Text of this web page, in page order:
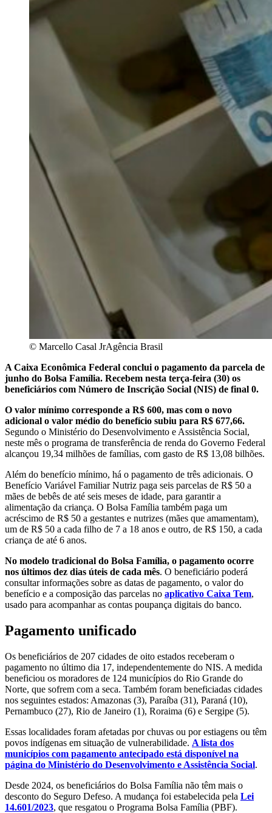
© Marcello Casal JrAgência Brasil
A Caixa Econômica Federal conclui o pagamento da parcela de
junho do Bolsa Família. Recebem nesta terça-feira (30) os
beneficiários com Número de Inscrição Social (NIS) de final 0.
O valor mínimo corresponde a R$ 600, mas com o novo
adicional o valor médio do benefício subiu para R$ 677,66.
Segundo o Ministério do Desenvolvimento e Assistência Social,
neste mês o programa de transferência de renda do Governo Federal
alcançou 19,34 milhões de famílias, com gasto de R$ 13,08 bilhões.
Além do benefício mínimo, há o pagamento de três adicionais. O
Benefício Variável Familiar Nutriz paga seis parcelas de R$ 50 a
mães de bebês de até seis meses de idade, para garantir a
alimentação da criança. O Bolsa Família também paga um
acréscimo de R$ 50 a gestantes e nutrizes (mães que amamentam),
um de R$ 50 a cada filho de 7 a 18 anos e outro, de R$ 150, a cada
criança de até 6 anos.
No modelo tradicional do Bolsa Família, o pagamento ocorre
nos últimos dez dias úteis de cada mês. O beneficiário poderá
consultar informações sobre as datas de pagamento, o valor do
benefício e a composição das parcelas no aplicativo Caixa Tem,
usado para acompanhar as contas poupança digitais do banco.
Pagamento unificado
Os beneficiários de 207 cidades de oito estados receberam o
pagamento no último dia 17, independentemente do NIS. A medida
beneficiou os moradores de 124 municípios do Rio Grande do
Norte, que sofrem com a seca. Também foram beneficiadas cidades
nos seguintes estados: Amazonas (3), Paraíba (31), Paraná (10),
Pernambuco (27), Rio de Janeiro (1), Roraima (6) e Sergipe (5).
Essas localidades foram afetadas por chuvas ou por estiagens ou têm
povos indígenas em situação de vulnerabilidade. A lista dos
municípios com pagamento antecipado está disponível na
página do Ministério do Desenvolvimento e Assistência Social.
Desde 2024, os beneficiários do Bolsa Família não têm mais o
desconto do Seguro Defeso. A mudança foi estabelecida pela Lei
14.601/2023, que resgatou o Programa Bolsa Família (PBF).